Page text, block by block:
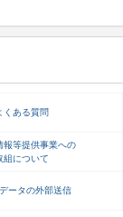
くある質問
報等提供事業への
組について
ータの外部送信